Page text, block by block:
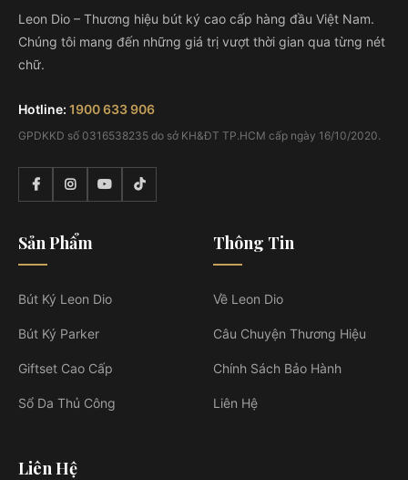
Leon Dio – Thương hiệu bút ký cao cấp hàng đầu Việt Nam.
Chúng tôi mang đến những giá trị vượt thời gian qua từng nét
chữ.
Hotline: 1900 633 906
GPDKKD số 0316538235 do sở KH&ĐT TP.HCM cấp ngày 16/10/2020.
Sản Phẩm
Bút Ký Leon Dio
Bút Ký Parker
Giftset Cao Cấp
Sổ Da Thủ Công
Thông Tin
Về Leon Dio
Câu Chuyện Thương Hiệu
Chính Sách Bảo Hành
Liên Hệ
Liên Hệ